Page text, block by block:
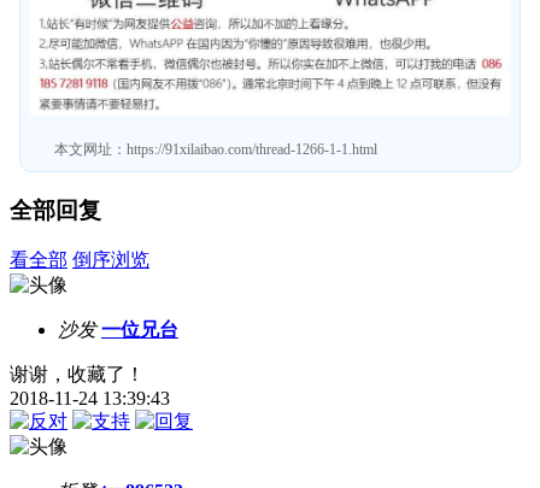
本文网址： https://91xilaibao.com/thread-1266-1-1.html
全部回复
看全部 倒序浏览
沙发 一位兄台
谢谢，收藏了！
2018-11-24 13:39:43